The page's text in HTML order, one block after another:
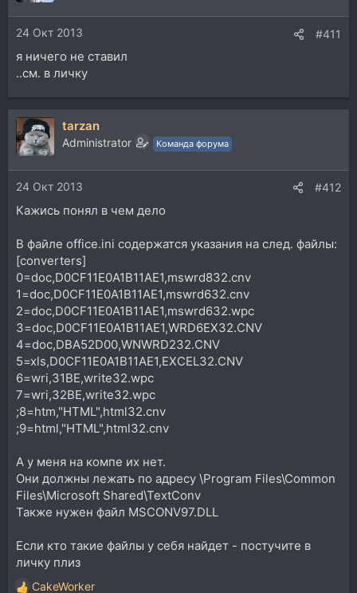
24 Окт 2013 #411
я ничего не ставил
..см. в личку
tarzan
Administrator Команда форума
24 Окт 2013 #412
Кажись понял в чем дело
В файле office.ini содержатся указания на след. файлы:
[converters]
0=doc,D0CF11E0A1B11AE1,mswrd832.cnv
1=doc,D0CF11E0A1B11AE1,mswrd632.cnv
2=doc,D0CF11E0A1B11AE1,mswrd632.wpc
3=doc,D0CF11E0A1B11AE1,WRD6EX32.CNV
4=doc,DBA52D00,WNWRD232.CNV
5=xls,D0CF11E0A1B11AE1,EXCEL32.CNV
6=wri,31BE,write32.wpc
7=wri,32BE,write32.wpc
;8=htm,"HTML",html32.cnv
;9=html,"HTML",html32.cnv
А у меня на компе их нет.
Они должны лежать по адресу \Program Files\Common
Files\Microsoft Shared\TextConv
Также нужен файл MSCONV97.DLL
Если кто такие файлы у себя найдет - постучите в
личку плиз
CakeWorker